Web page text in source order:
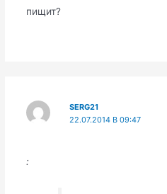
пищит?
SERG21
22.07.2014 В 09:47
: